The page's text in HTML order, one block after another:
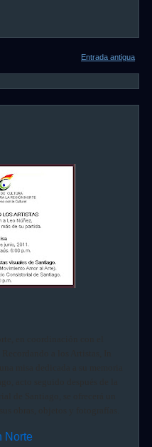
Entrada antigua
Norte